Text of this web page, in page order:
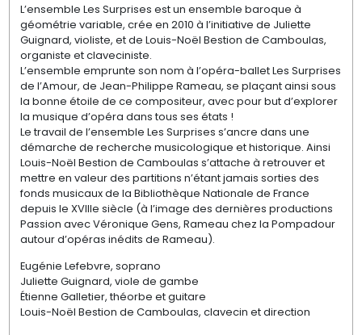
L’ensemble Les Surprises est un ensemble baroque à
géométrie variable, crée en 2010 à l’initiative de Juliette
Guignard, violiste, et de Louis-Noël Bestion de Camboulas,
organiste et claveciniste.
L’ensemble emprunte son nom à l’opéra-ballet Les Surprises
de l’Amour, de Jean-Philippe Rameau, se plaçant ainsi sous
la bonne étoile de ce compositeur, avec pour but d’explorer
la musique d’opéra dans tous ses états !
Le travail de l’ensemble Les Surprises s’ancre dans une
démarche de recherche musicologique et historique. Ainsi
Louis-Noël Bestion de Camboulas s’attache à retrouver et
mettre en valeur des partitions n’étant jamais sorties des
fonds musicaux de la Bibliothèque Nationale de France
depuis le XVIIIe siècle (à l’image des dernières productions
Passion avec Véronique Gens, Rameau chez la Pompadour
autour d’opéras inédits de Rameau).
Eugénie Lefebvre, soprano
Juliette Guignard, viole de gambe
Étienne Galletier, théorbe et guitare
Louis-Noël Bestion de Camboulas, clavecin et direction